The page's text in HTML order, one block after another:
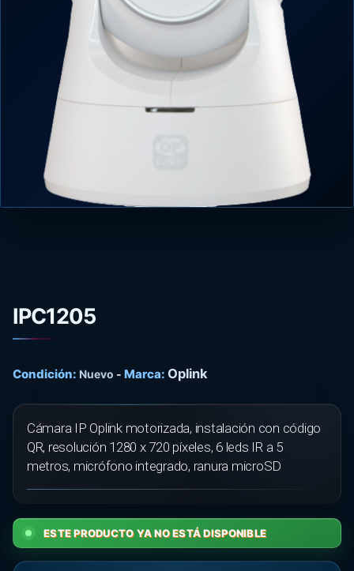
IPC1205
Condición: Nuevo - Marca: Oplink
Cámara IP Oplink motorizada, instalación con código
QR, resolución 1280 x 720 píxeles, 6 leds IR a 5
metros, micrófono integrado, ranura microSD
ESTE PRODUCTO YA NO ESTÁ DISPONIBLE